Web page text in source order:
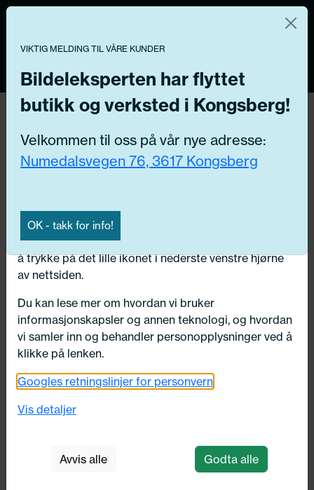
Tilbake
Utsolgt
175/70X14 Kumho EcoWing ES31
Vi og våre forretningspartnere bruker teknologier,
inkludert informasjonskapsler/«cookies» til å samle
informasjon om deg for forskjellige formål, inkludert:
Funksjonelle, Statistiske, Markedsføring
Ved å trykke «Godta» gir du din tillatelse til alle disse
formålene. Du kan også velge formålet du vil
innstillingene».
Du kan trekke tilbake samtykket ditt til enhver tid ved
å trykke på det lille ikonet i nederste venstre hjørne
av nettsiden.
Du kan lese mer om hvordan vi bruker
informasjonskapsler og annen teknologi, og hvordan
vi samler inn og behandler personopplysninger ved å
klikke på lenken.
Googles retningslinjer for personvern
Vis detaljer
Avvis alle Godta alle
VIKTIG MELDING TIL VÅRE KUNDER
Bildeleksperten har flyttet
butikk og verksted i Kongsberg!
Velkommen til oss på vår nye adresse:
Numedalsvegen 76, 3617 Kongsberg
OK - takk for info!